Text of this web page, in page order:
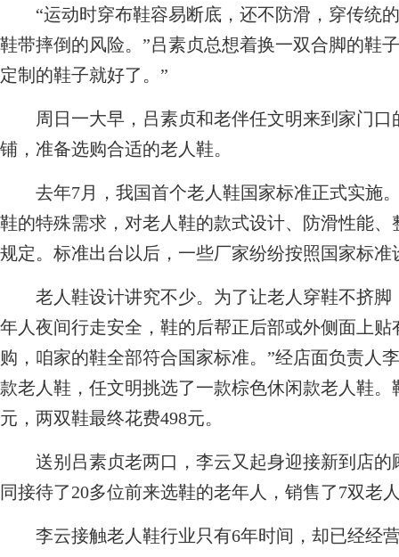
“运动时穿布鞋容易断底，还不防滑，穿传统
鞋带摔倒的风险。”吕素贞总想着换一双合脚的鞋
定制的鞋子就好了。”
周日一大早，吕素贞和老伴任文明来到家门口
铺，准备选购合适的老人鞋。
去年7月，我国首个老人鞋国家标准正式实施
鞋的特殊需求，对老人鞋的款式设计、防滑性能
规定。标准出台以后，一些厂家纷纷按照国家标
老人鞋设计讲究不少。为了让老人穿鞋不挤脚
年人夜间行走安全，鞋的后帮正后部或外侧面上
购，咱家的鞋全部符合国家标准。”经店面负责人
款老人鞋，任文明挑选了一款棕色休闲款老人鞋
元，两双鞋最终花费498元。
送别吕素贞老两口，李云又起身迎接新到店的
同接待了20多位前来选鞋的老年人，销售了7双老
李云接触老人鞋行业只有6年时间，却已经经